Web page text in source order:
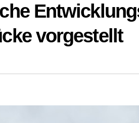
vorgestellt